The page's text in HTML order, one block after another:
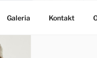
Galeria Kontakt